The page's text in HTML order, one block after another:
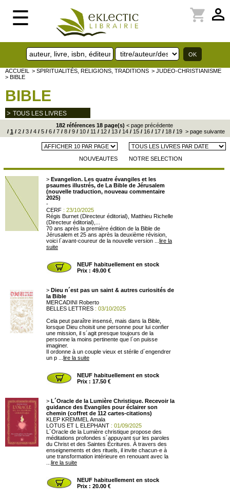
☰ perm_identity
shopping_cart
ACCUEIL > SPIRITUALITÉS, RELIGIONS, TRADITIONS > JUDEO-CHRISTIANISME
> BIBLE
BIBLE
> TOUS LES LIVRES
182 références 18 page(s) < page précédente
/ 1 /2/3/4/5/6/7/8/9/10/11 /12/13/14/15/16/17/18/19 > page suivante
NOUVEAUTES NOTRE SELECTION
> Evangelion. Les quatre évangiles et les
psaumes illustrés, de La Bible de Jérusalem
(nouvelle traduction, nouveau commentaire
2025)
-
CERF : 23/10/2025
Régis Burnet (Directeur éditorial), Matthieu Richelle
(Directeur éditorial),...
70 ans après la première édition de la Bible de
Jérusalem et 25 ans après la deuxième révision,
voici l´avant-coureur de la nouvelle version ... lire la
suite
NEUF habituellement en stock
Prix : 49.00 €
> Dieu n´est pas un saint & autres curiosités de
la Bible
MERCADINI Roberto
BELLES LETTRES : 03/10/2025
Cela peut paraître insensé, mais dans la Bible,
lorsque Dieu choisit une personne pour lui confier
une mission, il s´agit presque toujours de la
personne la moins pertinente que l´on puisse
imaginer.
Il ordonne à un couple vieux et stérile d´engendrer
un p ... lire la suite
NEUF habituellement en stock
Prix : 17.50 €
> L´Oracle de la Lumière Christique. Recevoir la
guidance des Evangiles pour éclairer son
chemin (coffret de 112 cartes-citations)
KLEP KREMMEL Amala
LOTUS ET L ELEPHANT : 01/09/2025
L´Oracle de la Lumière christique propose des
méditations profondes s´appuyant sur les paroles
du Christ et des Saintes Écritures. À travers des
enseignements et des rituels, il invite chacun·e à
une transformation intérieure en renouant avec la
lire la suite
NEUF habituellement en stock
Prix : 20.00 €